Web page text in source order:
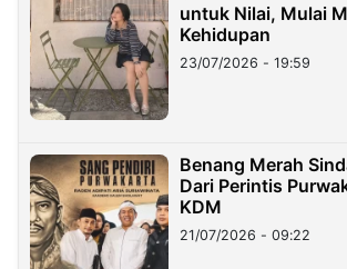
untuk Nilai, Mulai
Kehidupan
23/07/2026 - 19:59
Benang Merah
Dari Perintis
KDM
21/07/2026 - 09:22